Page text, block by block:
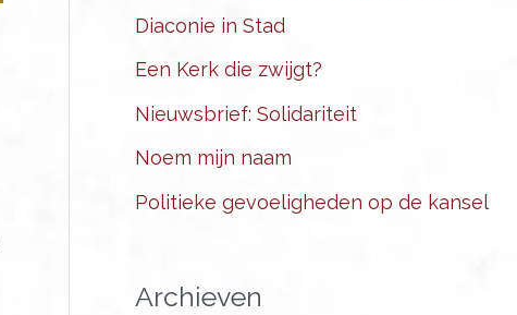
Diaconie in Stad
Een Kerk die zwijgt?
Nieuwsbrief: Solidariteit
Noem mijn naam
Politieke gevoeligheden op de kansel
Archieven